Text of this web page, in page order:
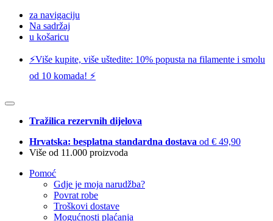
za navigaciju
Na sadržaj
u košaricu
⚡️Više kupite, više uštedite: 10% popusta na filamente i smolu
od 10 komada! ⚡️
Tražilica rezervnih dijelova
Hrvatska: besplatna standardna dostava od € 49,90
Više od 11.000 proizvoda
Pomoć
Gdje je moja narudžba?
Povrat robe
Troškovi dostave
Mogućnosti plaćanja